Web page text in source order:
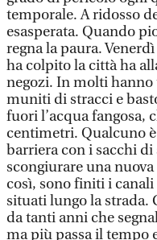
temporale. A ridosso
esasperata. Quando
regna la paura.
ha colpito la città ha
negozi. In molti hanno
muniti di stracci e
fuori l’acqua fangosa,
centimetri. Qualcuno
barriera con i sacchi
scongiurare una
così, sono finiti i
situati lungo la strada.
da tanti anni che
ma più passa il tempo